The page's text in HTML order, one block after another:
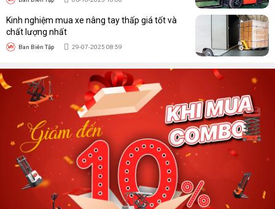
Kinh nghiệm mua xe nâng tay thấp giá tốt và
chất lượng nhất
Ban Biên Tập 29-07-2025 08:59